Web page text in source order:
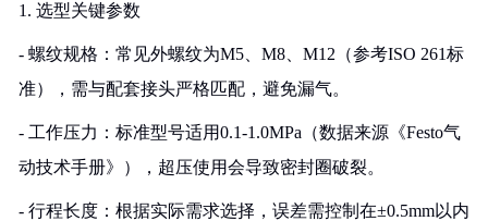
1. 选型关键参数
- 螺纹规格：常见外螺纹为M5、M8、M12（参考ISO 261标
准），需与配套接头严格匹配，避免漏气。
- 工作压力：标准型号适用0.1-1.0MPa（数据来源《Festo气
动技术手册》），超压使用会导致密封圈破裂。
- 行程长度：根据实际需求选择，误差需控制在±0.5mm以内